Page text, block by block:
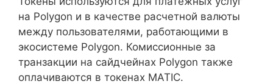
на Polygon и в качестве расчетной валюты
между пользователями, работающими в
экосистеме Polygon. Комиссионные за
транзакции на сайдчейнах Polygon также
оплачиваются в токенах MATIC.